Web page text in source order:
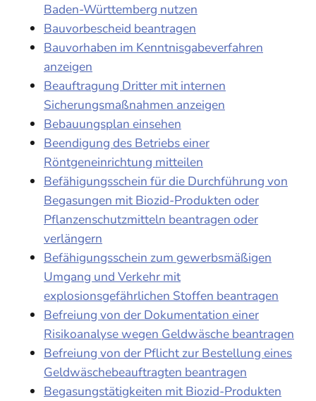
Baden-Württemberg nutzen
Bauvorbescheid beantragen
Bauvorhaben im Kenntnisgabeverfahren
anzeigen
Beauftragung Dritter mit internen
Sicherungsmaßnahmen anzeigen
Bebauungsplan einsehen
Beendigung des Betriebs einer
Röntgeneinrichtung mitteilen
Befähigungsschein für die Durchführung von
Begasungen mit Biozid-Produkten oder
Pflanzenschutzmitteln beantragen oder
verlängern
Befähigungsschein zum gewerbsmäßigen
Umgang und Verkehr mit
explosionsgefährlichen Stoffen beantragen
Befreiung von der Dokumentation einer
Risikoanalyse wegen Geldwäsche beantragen
Befreiung von der Pflicht zur Bestellung eines
Geldwäschebeauftragten beantragen
Begasungstätigkeiten mit Biozid-Produkten